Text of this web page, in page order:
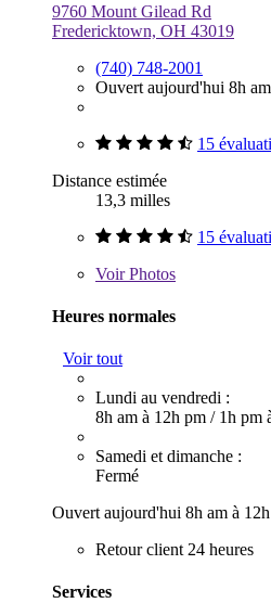
9760 Mount Gilead Rd
Fredericktown, OH 43019
(740) 748-2001
Ouvert aujourd'hui 8h
15
Distance estimée
13,3 milles
15
VoirPhotos
Heures normales
Voir tout
Lundi au vendredi :
8h am à 12h pm / 1h pm
Samedi et dimanche :
Fermé
Ouvert aujourd'hui 8h am à
Retour client 24 heures
Services